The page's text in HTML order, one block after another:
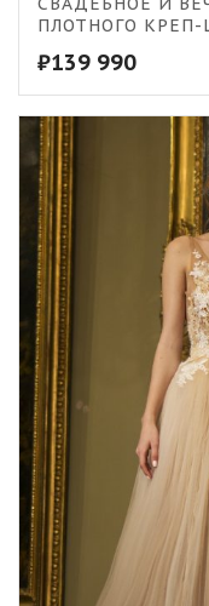
ПЛОТНОГО
₽139 990